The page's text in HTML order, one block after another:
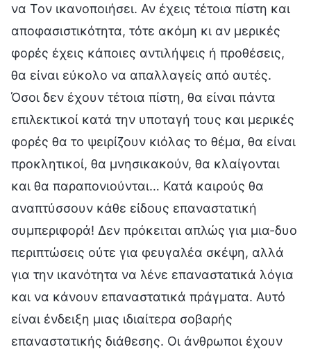
να Τον ικανοποιήσει. Αν έχεις τέτοια πίστη και
αποφασιστικότητα, τότε ακόμη κι αν μερικές
φορές έχεις κάποιες αντιλήψεις ή προθέσεις,
θα είναι εύκολο να απαλλαγείς από αυτές.
Όσοι δεν έχουν τέτοια πίστη, θα είναι πάντα
επιλεκτικοί κατά την υποταγή τους και μερικές
φορές θα το ψειρίζουν κιόλας το θέμα, θα είναι
προκλητικοί, θα μνησικακούν, θα κλαίγονται
και θα παραπονιούνται… Κατά καιρούς θα
αναπτύσσουν κάθε είδους επαναστατική
συμπεριφορά! Δεν πρόκειται απλώς για μια-δυο
περιπτώσεις ούτε για φευγαλέα σκέψη, αλλά
για την ικανότητα να λένε επαναστατικά λόγια
και να κάνουν επαναστατικά πράγματα. Αυτό
είναι ένδειξη μιας ιδιαίτερα σοβαρής
επαναστατικής διάθεσης. Οι άνθρωποι έχουν